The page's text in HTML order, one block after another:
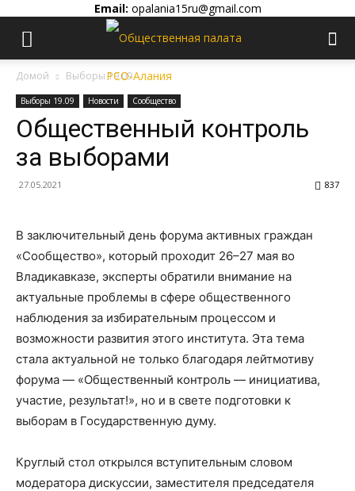
Email: opalania15ru@gmail.com
Домой Выборы 19.09
Выборы 19.09 Новости Сообщество
Общественный контроль
за выборами
27.05.2021 837
В заключительный день форума активных граждан
«Сообщество», который проходит 26–27 мая во
Владикавказе, эксперты обратили внимание на
актуальные проблемы в сфере общественного
наблюдения за избирательным процессом и
возможности развития этого института. Эта тема
стала актуальной не только благодаря лейтмотиву
форума — «Общественный контроль — инициатива,
участие, результат!», но и в свете подготовки к
выборам в Государственную думу.
Круглый стол открылся вступительным словом
модератора дискуссии, заместителя председателя